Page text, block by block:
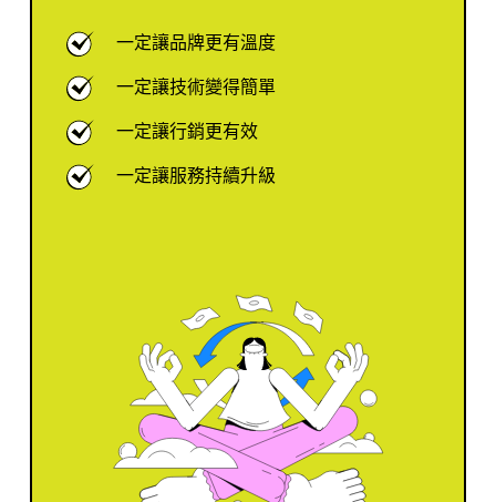
一定讓品牌更有溫度
一定讓技術變得簡單
一定讓行銷更有效
一定讓服務持續升級